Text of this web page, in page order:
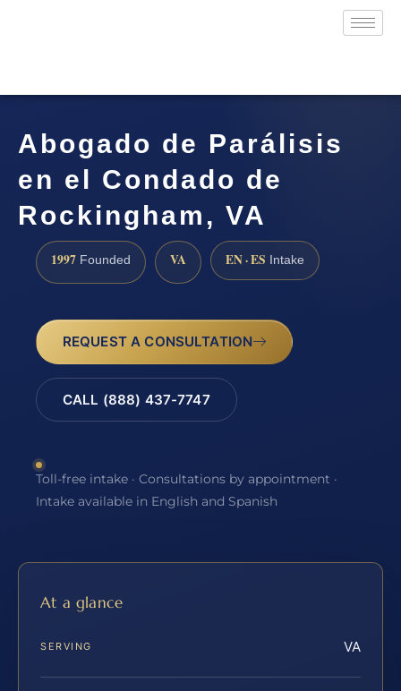
Abogado de Parálisis
en el Condado de
Rockingham, VA
1997 Founded VA EN · ES Intake
REQUEST A CONSULTATION
CALL (888) 437-7747
Toll-free intake · Consultations by appointment ·
Intake available in English and Spanish
At a glance
SERVING VA